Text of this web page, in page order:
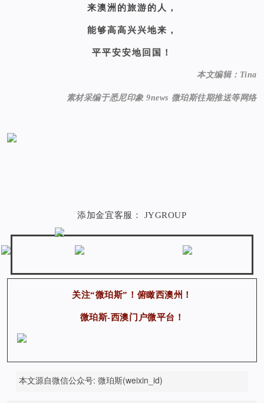
来澳洲的旅游的人，
能够高高兴兴地来，
平平安安地回国！
本文编辑：Tina
素材采编于悉尼印象 9news 微珀斯往期推送等网络
添加金宜客服： JYGROUP
关注“微珀斯”！俯瞰西澳州！
微珀斯-西澳门户微平台！
本文源自微信公众号: 微珀斯(weixin_id)